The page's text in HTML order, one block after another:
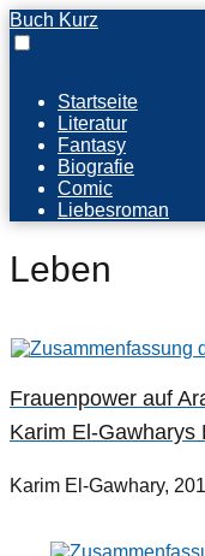
Buch Kurz
Startseite
Literatur
Fantasy
Biografie
Comic
Liebesroman
Leben
Frauenpower auf
Karim El-Gawharys
Karim El-Gawhary,